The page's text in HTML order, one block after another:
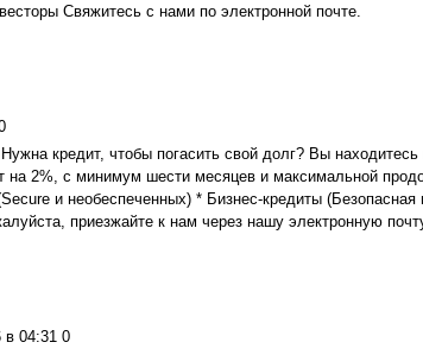
Свяжитесь с нами по электронной почте.
кредит, чтобы погасить свой долг? Вы
на 2%, с минимум шести месяцев и максимальной
и необеспеченных) * Бизнес-кредиты
приезжайте к нам через нашу электронную
04:31 0